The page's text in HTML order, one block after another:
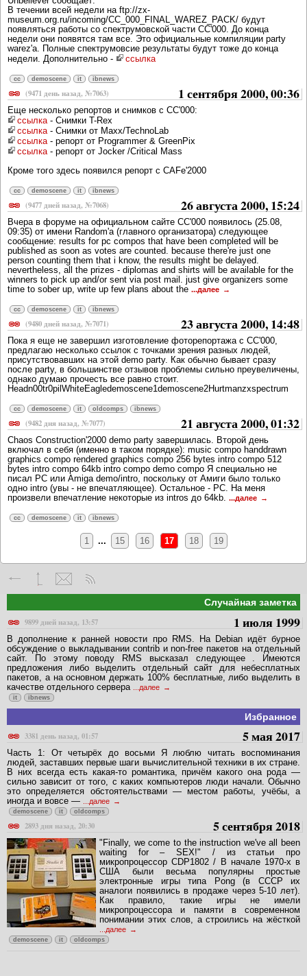
В течении всей недели на ftp://zx-
museum.org.ru/incoming/CC_000_FINAL_WAREZ_PACK/ будут
появляться работы со спектрумовской части CC'000. До конца
недели они появятся там все. Это официальные компиляции party
warez'а. Полные спектрумовсие результаты будут тоже до конца
недели. Дополнительно -
ссылка
cc demoscene it ibnews
1 сентября 2000, 00:36
(9471 день назад, №7063)
Еще несколько репортов и снимков с CC'000:
ссылка- Снимки T-Rex
ссылка- Снимки от Maxx/TechnoLab
ссылка- репорт от Programmer & GreenPix
ссылка- репорт от Jocker /Critical Mass
Кроме того здесь появился репорт с CAFe'2000
cc demoscene it ibnews
26 августа 2000, 15:24
(9477 дней назад, №7068)
Вчера в форуме на официальном сайте CC'000 появилось (25.08,
09:35) от имени Random'a (главного организатора) следующее
сообщение: results for pc compos that have been completed will be
published as soon as votes are counted. because there're just one
person counting them that i know, the results might be delayed.
nevertheless, all the prizes - diplomas and shirts will be available for the
winners to pick up and/or sent via post mail. just give organizers some
time to sober up, write up few plans about the ...далее
cc demoscene it ibnews
23 августа 2000, 14:48
(9480 дней назад, №7071)
Пока я еще не завершил изготовление фоторепортажа с CC'000,
предлагаю несколько ссылок с точками зрения разных людей,
присутствовавших на этой demo party. Как обычно бывает сразу
после party, в большинстве отзывов проблемы сильно преувеличены,
однако думаю прочесть все равно стоит.
Headn00tr0pilWhiteEagledemoscene1demoscene2Hurtmanzxspectrum
cc demoscene it oldcomps ibnews
21 августа 2000, 01:32
(9482 дня назад, №7077)
Chaos Construction'2000 demo party завершилась. Второй день
включал в себя (именно в таком порядке): music compo handdrawn
graphics compo rendered graphics compo 256 bytes intro compo 512
bytes intro compo 64kb intro compo demo compo Я специально не
писал PC или Amiga demo/intro, поскольку от Амиги было только
одно intro (увы - не впечатляющее). Остальное - PC. На меня
произвели впечатление некоторые из intros до 64kb. ...далее
cc demoscene it ibnews
1 ... 15 16 17 18 19
Случайная заметка
9899 дней назад, 13:57
1 июля 1999
В дополнение к ранней новости про RMS. На Debian идёт бурное
обсуждение о выкладывании contrib и non-free пакетов на отдельный
сайт. По этому поводу RMS высказал следующее . Имеются
предложения либо выделить отдельный сайт для небесплатных
пакетов, а на основном держать 100% бесплатные, либо выделить в
качестве отдельного сервера
...далее
it ibnews
Избранное
3381 день назад, 01:57
5 мая 2017
Часть 1: От четырёх до восьми Я люблю читать воспоминания
людей, заставших первые шаги вычислительной техники в их стране.
В них всегда есть какая-то романтика, причём какого она рода —
сильно зависит от того, с каких компьютеров люди начали. Обычно
это определяется обстоятельствами — местом работы, учёбы, а
иногда и вовсе —
...далее
demoscene it oldcomps
2893 дня назад, 20:30 5 сентября 2018
"Finally, we come to the instruction we've all been
waiting for – SEX!" / из статьи про
микропроцессор CDP1802 / В начале 1970-х в
США были весьма популярны простые
электронные игры типа Pong (в СССР их
аналоги появились в продаже через 5-10 лет).
Как правило, такие игры не имели
микропроцессора и памяти в современном
понимании этих слов, а строились на жёсткой
...далее
demoscene it oldcomps